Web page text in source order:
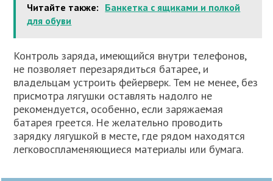
Читайте также: Банкетка с ящиками и полкой
для обуви
Контроль заряда, имеющийся внутри телефонов,
не позволяет перезарядиться батарее, и
владельцам устроить фейерверк. Тем не менее, без
присмотра лягушки оставлять надолго не
рекомендуется, особенно, если заряжаемая
батарея греется. Не желательно проводить
зарядку лягушкой в месте, где рядом находятся
легковоспламеняющиеся материалы или бумага.